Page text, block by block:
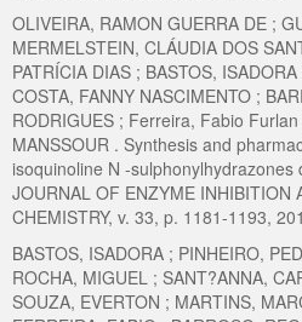
OLIVEIRA, RAMON GUERRA DE ;
MERMELSTEIN, CLÁUDIA DOS
PATRÍCIA DIAS ; BASTOS,
COSTA, FANNY NASCIMENTO ;
RODRIGUES ; Ferreira, Fabio
MANSSOUR . Synthesis and
isoquinoline N -sulphonylhydrazones
JOURNAL OF ENZYME INHIBITION
CHEMISTRY, v. 33, p. 1181-1193,
BASTOS, ISADORA ; PINHEIRO,
ROCHA, MIGUEL ; SANT?ANNA,
SOUZA, EVERTON ; MARTINS,